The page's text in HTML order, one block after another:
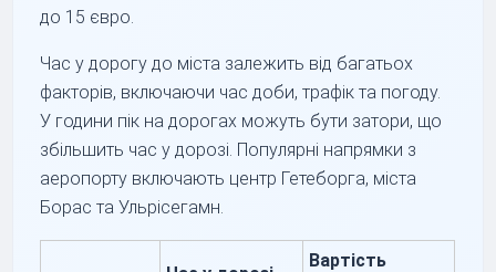
до 15 євро.
Час у дорогу до міста залежить від багатьох
факторів, включаючи час доби, трафік та погоду.
У години пік на дорогах можуть бути затори, що
збільшить час у дорозі. Популярні напрямки з
аеропорту включають центр Гетеборга, міста
Борас та Ульрісегамн.
Вартість